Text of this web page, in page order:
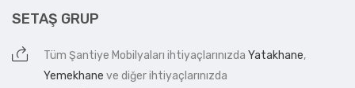
SETAŞ GRUP
Tüm Şantiye Mobilyaları ihtiyaçlarınızda Yatakhane,
Yemekhane ve diğer ihtiyaçlarınızda